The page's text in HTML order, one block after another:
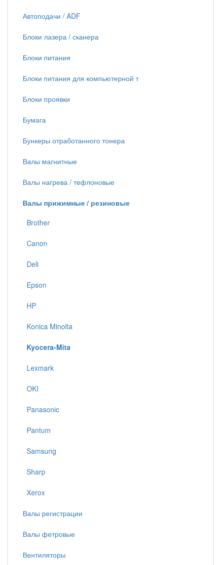
Автоподачи / ADF
Блоки лазера / сканера
Блоки питания
Блоки питания для компьютерной т
Блоки проявки
Бумага
Бункеры отработанного тонера
Валы магнитные
Валы нагрева / тефлоновые
Валы прижимные / резиновые
Brother
Canon
Deli
Epson
HP
Konica Minolta
Kyocera-Mita
Lexmark
OKI
Panasonic
Pantum
Samsung
Sharp
Xerox
Валы регистрации
Валы фетровые
Вентиляторы